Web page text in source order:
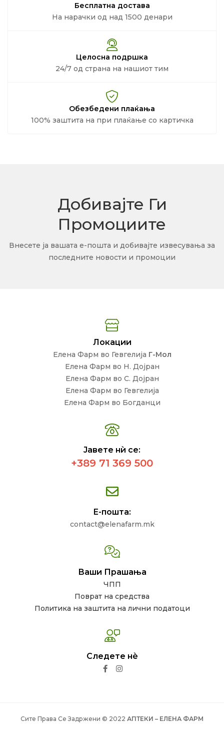
Бесплатна достава
На нарачки од над 1500 денари
Целосна подршка
24/7 од страна на нашиот тим
Обезбедени плаќања
100% заштита на при плаќање со картичка
Добивајте Ги
Промоциите
Внесете ја вашата е-пошта и добивајте извесувања за
последните новости и промоции
Локации
Елена Фарм во Гевгелија Г-Мол
Елена Фарм во Н. Дојран
Елена Фарм во С. Дојран
Елена Фарм во Гевгелија
Елена Фарм во Богданци
Јавете нѝ се:
+389 71 369 500
Е-пошта:
contact@elenafarm.mk
Ваши Прашања
ЧПП
Поврат на средства
Политика на заштита на лични податоци
Следете нѐ
Сите Права Се Задржени © 2022 АПТЕКИ – ЕЛЕНА ФАРМ